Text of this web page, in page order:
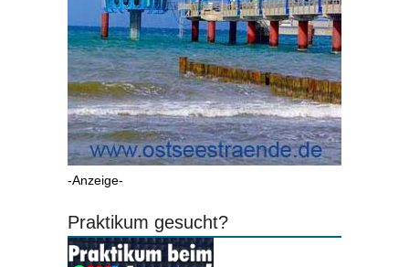
-Anzeige-
Praktikum gesucht?